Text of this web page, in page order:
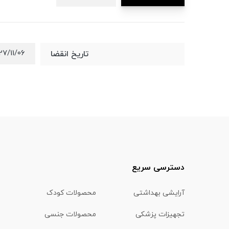
تاریخ انقضا 11/06
دسترسی سریع
آرایشی بهداشتی محصولات کودک
تجهیزات پزشکی محصولات جنسی